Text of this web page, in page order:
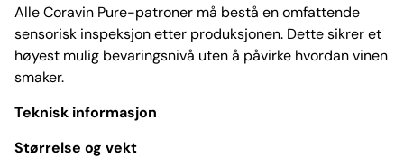
Alle Coravin Pure-patroner må bestå en omfattende
sensorisk inspeksjon etter produksjonen. Dette sikrer et
høyest mulig bevaringsnivå uten å påvirke hvordan vinen
smaker.
Teknisk informasjon
Størrelse og vekt